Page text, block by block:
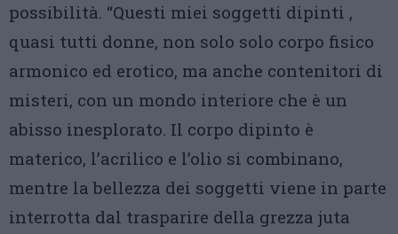
possibilità. “Questi miei soggetti dipinti ,
quasi tutti donne, non solo solo corpo fisico
armonico ed erotico, ma anche contenitori di
misteri, con un mondo interiore che è un
abisso inesplorato. Il corpo dipinto è
materico, l’acrilico e l’olio si combinano,
mentre la bellezza dei soggetti viene in parte
interrotta dal trasparire della grezza juta